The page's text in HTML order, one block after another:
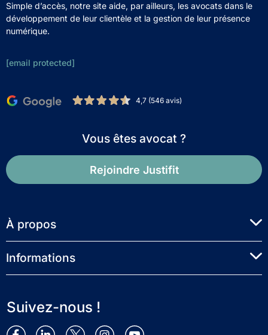
Simple d’accès, notre site aide, par ailleurs, les avocats dans le
développement de leur clientèle et la gestion de leur présence
numérique.
[email protected]
4,7 (546 avis)
Vous êtes avocat ?
Rejoindre Justifit
À propos
Informations
Suivez-nous !